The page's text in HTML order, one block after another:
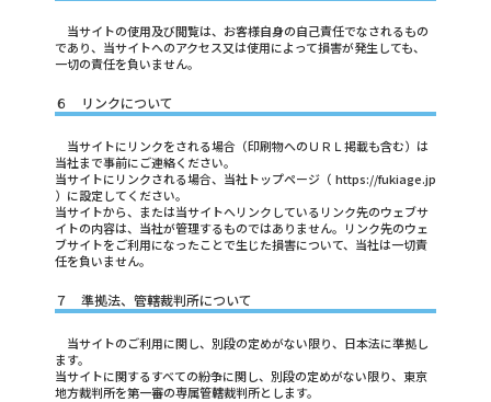
当サイトの使用及び閲覧は、お客様自身の自己責任でなされるもの
であり、当サイトへのアクセス又は使用によって損害が発生しても、
一切の責任を負いません。
６ リンクについて
当サイトにリンクをされる場合（印刷物へのＵＲＬ掲載も含む）は
当社まで事前にご連絡ください。
当サイトにリンクされる場合、当社トップページ（ https://fukiage.jp
）に設定してください。
当サイトから、または当サイトへリンクしているリンク先のウェブサ
イトの内容は、当社が管理するものではありません。リンク先のウェ
ブサイトをご利用になったことで生じた損害について、当社は一切責
任を負いません。
７ 準拠法、管轄裁判所について
当サイトのご利用に関し、別段の定めがない限り、日本法に準拠し
ます。
当サイトに関するすべての紛争に関し、別段の定めがない限り、東京
地方裁判所を第一審の専属管轄裁判所とします。